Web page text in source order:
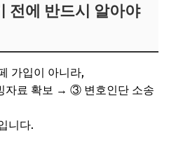
전에 반드시 알아야
가입이 아니라,
료 확보 → ③ 변호인단 소송
니다.